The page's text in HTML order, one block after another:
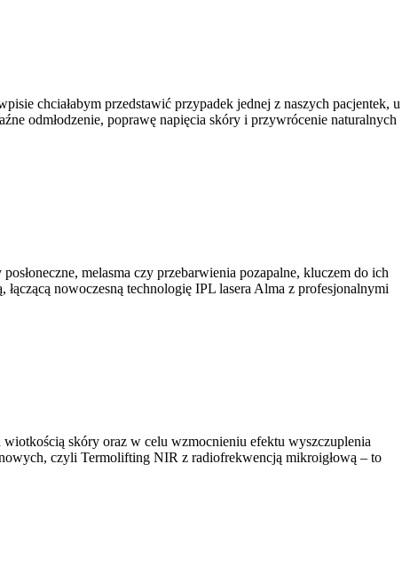
chciałabym przedstawić przypadek jednej z naszych pacjentek, u
odmłodzenie, poprawę napięcia skóry i przywrócenie naturalnych
melasma czy przebarwienia pozapalne, kluczem do ich
nowoczesną technologię IPL lasera Alma z profesjonalnymi
wiotkością skóry oraz w celu wzmocnieniu efektu wyszczuplenia
czyli Termolifting NIR z radiofrekwencją mikroigłową – to